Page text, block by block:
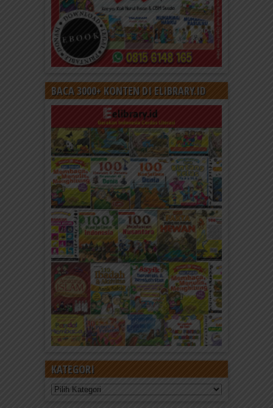
BACA 3000+ KONTEN DI ELIBRARY.ID
KATEGORI
Kategori